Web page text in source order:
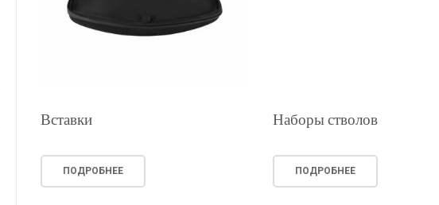
Вставки
ПОДРОБНЕЕ
Наборы стволов
ПОДРОБНЕЕ